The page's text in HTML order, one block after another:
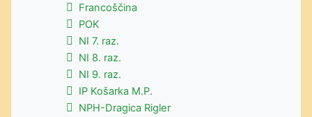
Francoščina
POK
NI 7. raz.
NI 8. raz.
NI 9. raz.
IP Košarka M.P.
NPH-Dragica Rigler